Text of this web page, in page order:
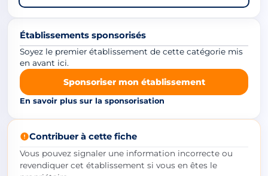
Établissements sponsorisés
Soyez le premier établissement de cette catégorie mis
en avant ici.
Sponsoriser mon établissement
En savoir plus sur la sponsorisation
Contribuer à cette fiche
Vous pouvez signaler une information incorrecte ou
revendiquer cet établissement si vous en êtes le